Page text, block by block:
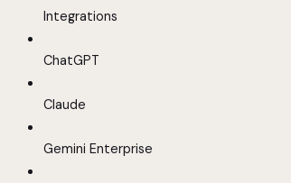
Integrations
ChatGPT
Claude
Gemini Enterprise